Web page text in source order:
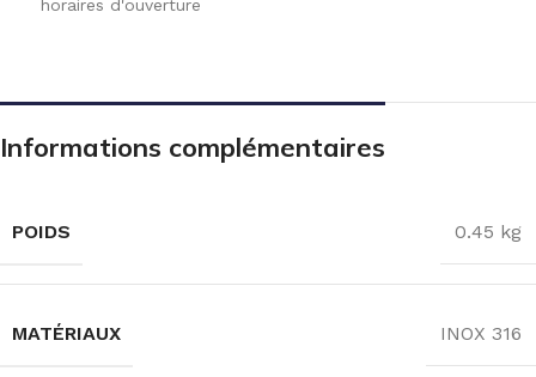
horaires d'ouverture
Informations complémentaires
POIDS 0.45 kg
MATÉRIAUX INOX 316